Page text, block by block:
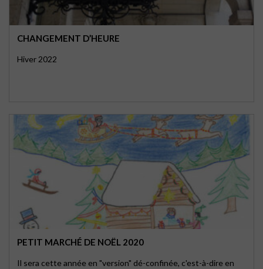
CHANGEMENT D’HEURE
Hiver 2022
PETIT MARCHÉ DE NOËL 2020
Il sera cette année en "version" dé-confinée, c'est-à-dire en